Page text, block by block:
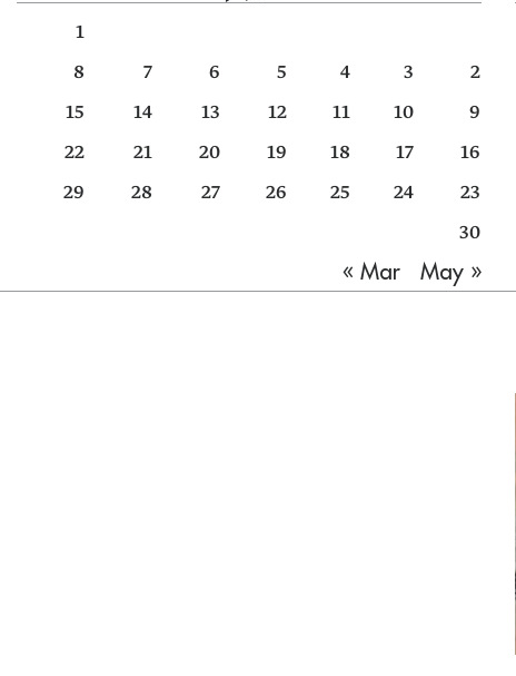
1
2
3
4
5
6
7
8
9
10
11
12
13
14
15
16
17
18
19
20
21
22
23
24
25
26
27
28
29
30
« Mar
May »